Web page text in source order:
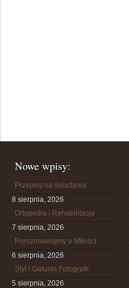
Nowe wpisy:
Przepisy na śniadania
8 sierpnia, 2026
Ortopedia i Rehabilitacja
7 sierpnia, 2026
Porozmawiajmy o Miłości
6 sierpnia, 2026
Styl i Gatunki Fotografii
5 sierpnia, 2026